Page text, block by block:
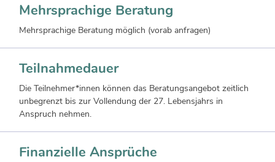
Mehrsprachige Beratung
Mehrsprachige Beratung möglich (vorab anfragen)
Teilnahmedauer
Die Teilnehmer*innen können das Beratungsangebot zeitlich
unbegrenzt bis zur Vollendung der 27. Lebensjahrs in
Anspruch nehmen.
Finanzielle Ansprüche